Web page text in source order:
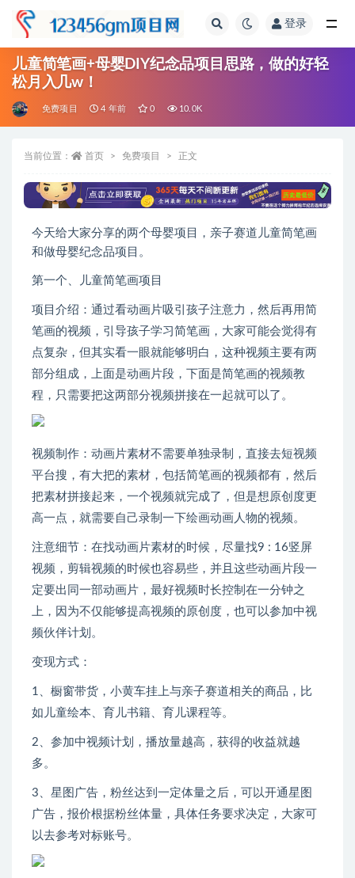
登录
儿童简笔画+母婴DIY纪念品项目思路，做的好轻
松月入几w！
免费项目 4 年前 0 10.0K
当前位置： 首页 免费项目 正文
今天给大家分享的两个母婴项目，亲子赛道儿童简笔画
和做母婴纪念品项目。
第一个、儿童简笔画项目
项目介绍：通过看动画片吸引孩子注意力，然后再用简
笔画的视频，引导孩子学习简笔画，大家可能会觉得有
点复杂，但其实看一眼就能够明白，这种视频主要有两
部分组成，上面是动画片段，下面是简笔画的视频教
程，只需要把这两部分视频拼接在一起就可以了。
视频制作：动画片素材不需要单独录制，直接去短视频
平台搜，有大把的素材，包括简笔画的视频都有，然后
把素材拼接起来，一个视频就完成了，但是想原创度更
高一点，就需要自己录制一下绘画动画人物的视频。
注意细节：在找动画片素材的时候，尽量找9 : 16竖屏
视频，剪辑视频的时候也容易些，并且这些动画片段一
定要出同一部动画片，最好视频时长控制在一分钟之
上，因为不仅能够提高视频的原创度，也可以参加中视
频伙伴计划。
变现方式：
1、橱窗带货，小黄车挂上与亲子赛道相关的商品，比
如儿童绘本、育儿书籍、育儿课程等。
2、参加中视频计划，播放量越高，获得的收益就越
多。
3、星图广告，粉丝达到一定体量之后，可以开通星图
广告，报价根据粉丝体量，具体任务要求决定，大家可
以去参考对标账号。